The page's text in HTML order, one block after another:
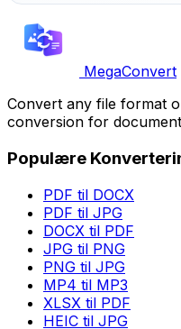
MegaConvert
Convert any file format
conversion for
Populære
PDF til DOCX
PDF til JPG
DOCX til PDF
JPG til PNG
PNG til JPG
MP4 til MP3
XLSX til PDF
HEIC til JPG